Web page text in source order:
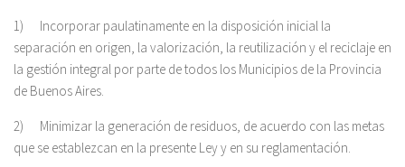
1) Incorporar paulatinamente en la disposición inicial la
separación en origen, la valorización, la reutilización y el reciclaje en
la gestión integral por parte de todos los Municipios de la Provincia
de Buenos Aires.
2) Minimizar la generación de residuos, de acuerdo con las metas
que se establezcan en la presente Ley y en su reglamentación.